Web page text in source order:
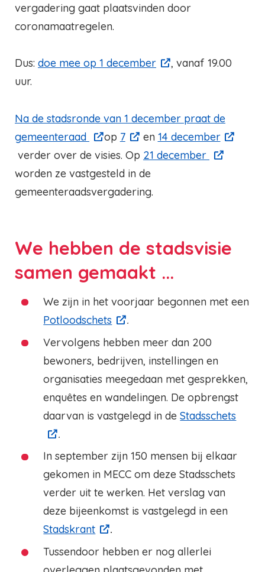
vergadering gaat plaatsvinden door
coronamaatregelen.
Dus: doe mee op 1 december
, vanaf 19.00
uur.
Na de stadsronde van 1 december praat de
gemeenteraad
op 7 en 14 december
verder over de visies. Op 21 december
worden ze vastgesteld in de
gemeenteraadsvergadering.
We hebben de stadsvisie
samen gemaakt ...
We zijn in het voorjaar begonnen met een
Potloodschets
.
Vervolgens hebben meer dan 200
bewoners, bedrijven, instellingen en
organisaties meegedaan met gesprekken,
enquêtes en wandelingen. De opbrengst
daarvan is vastgelegd in deStadsschets
.
In september zijn 150 mensen bij elkaar
gekomen in MECC om deze Stadsschets
verder uit te werken. Het verslag van
deze bijeenkomst is vastgelegd in een
Stadskrant
.
Tussendoor hebben er nog allerlei